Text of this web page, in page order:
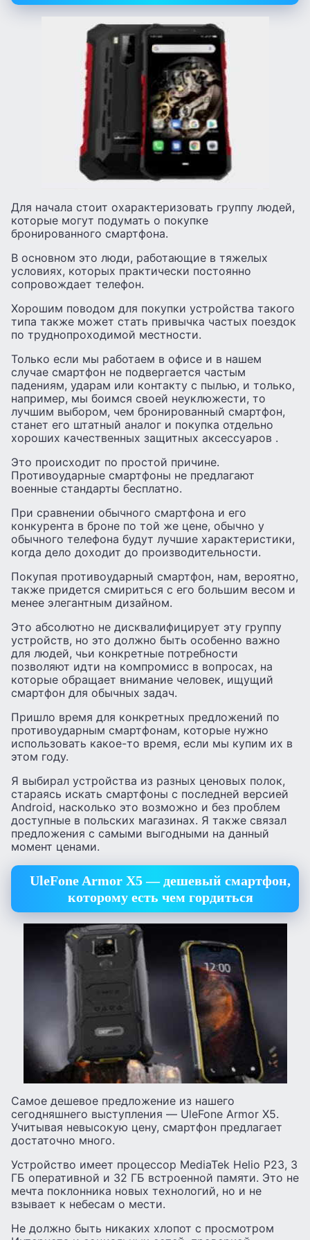
Для начала стоит охарактеризовать группу людей,
которые могут подумать о покупке
бронированного смартфона.
В основном это люди, работающие в тяжелых
условиях, которых практически постоянно
сопровождает телефон.
Хорошим поводом для покупки устройства такого
типа также может стать привычка частых поездок
по труднопроходимой местности.
Только если мы работаем в офисе и в нашем
случае смартфон не подвергается частым
падениям, ударам или контакту с пылью, и только,
например, мы боимся своей неуклюжести, то
лучшим выбором, чем бронированный смартфон,
станет его штатный аналог и покупка отдельно
хороших качественных защитных аксессуаров .
Это происходит по простой причине.
Противоударные смартфоны не предлагают
военные стандарты бесплатно.
При сравнении обычного смартфона и его
конкурента в броне по той же цене, обычно у
обычного телефона будут лучшие характеристики,
когда дело доходит до производительности.
Покупая противоударный смартфон, нам, вероятно,
также придется смириться с его большим весом и
менее элегантным дизайном.
Это абсолютно не дисквалифицирует эту группу
устройств, но это должно быть особенно важно
для людей, чьи конкретные потребности
позволяют идти на компромисс в вопросах, на
которые обращает внимание человек, ищущий
смартфон для обычных задач.
Пришло время для конкретных предложений по
противоударным смартфонам, которые нужно
использовать какое-то время, если мы купим их в
этом году.
Я выбирал устройства из разных ценовых полок,
стараясь искать смартфоны с последней версией
Android, насколько это возможно и без проблем
доступные в польских магазинах. Я также связал
предложения с самыми выгодными на данный
момент ценами.
UleFone Armor X5 — дешевый смартфон,
которому есть чем гордиться
Самое дешевое предложение из нашего
сегодняшнего выступления — UleFone Armor X5.
Учитывая невысокую цену, смартфон предлагает
достаточно много.
Устройство имеет процессор MediaTek Helio P23, 3
ГБ оперативной и 32 ГБ встроенной памяти. Это не
мечта поклонника новых технологий, но и не
взывает к небесам о мести.
Не должно быть никаких хлопот с просмотром